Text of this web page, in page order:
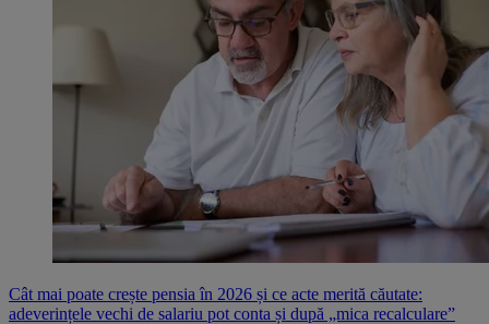
Cât mai poate crește pensia în 2026 și ce acte merită căutate:
adeverințele vechi de salariu pot conta și după „mica recalculare”